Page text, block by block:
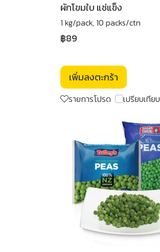
ผักโขมใบ แช่แข็ง
1 kg/pack, 10 packs/ctn
฿89
เพิ่มลงตะกร้า
รายการโปรด เปรียบเทียบ